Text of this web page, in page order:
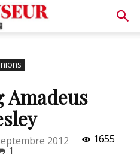
Amadeus
2012
1655
1